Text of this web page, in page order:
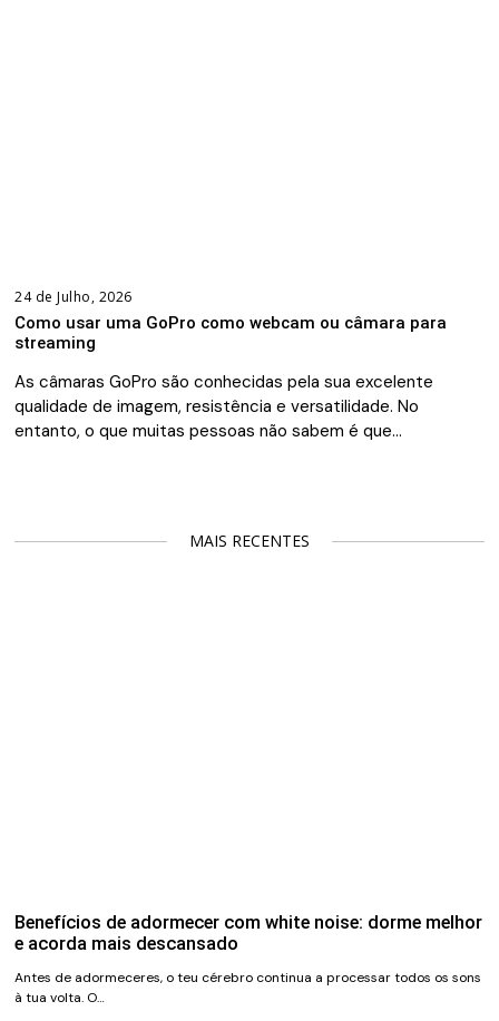
24 de Julho, 2026
Como usar uma GoPro como webcam ou câmara para
streaming
As câmaras GoPro são conhecidas pela sua excelente
qualidade de imagem, resistência e versatilidade. No
entanto, o que muitas pessoas não sabem é que…
MAIS RECENTES
Benefícios de adormecer com white noise: dorme melhor
e acorda mais descansado
Antes de adormeceres, o teu cérebro continua a processar todos os sons
à tua volta. O…